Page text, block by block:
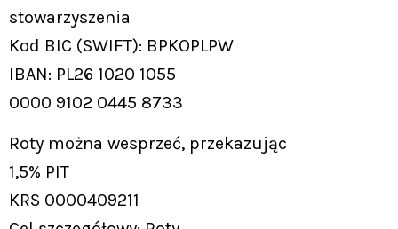
stowarzyszenia
Kod BIC (SWIFT): BPKOPLPW
IBAN: PL26 1020 1055
0000 9102 0445 8733
Roty można wesprzeć, przekazując
1,5% PIT
KRS 0000409211